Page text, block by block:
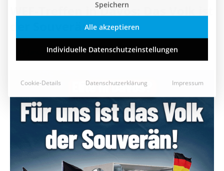
WEF-Treffen in Davos: Das Volk ist
der Souverän!
17. Januar 2023